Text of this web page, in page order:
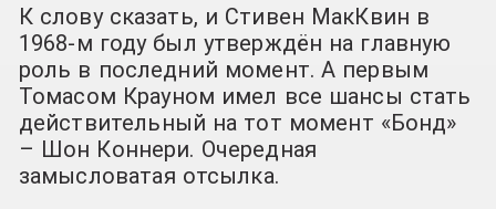
К слову сказать, и Стивен МакКвин в
1968-м году был утверждён на главную
роль в последний момент. А первым
Томасом Крауном имел все шансы стать
действительный на тот момент «Бонд»
– Шон Коннери. Очередная
замысловатая отсылка.